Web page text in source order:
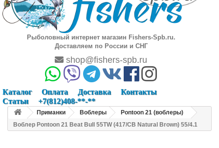
Рыболовный интернет магазин Fishers-Spb.ru.
Доставляем по России и СНГ
shop@fishers-spb.ru
Каталог Оплата Доставка
Контакты
Статьи
+7(812)408-**-**
Приманки Воблеры
Pontoon 21 (воблеры)
Воблер Pontoon 21 Beat Bull 55TW (417/CB Natural Brown) 55/4.1